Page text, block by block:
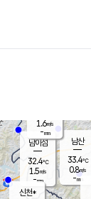
남이섬
32.4℃
1.5m/s
-mm
남산
33.4℃
0.8m/s
-mm
1.6m/s
-mm
신천*